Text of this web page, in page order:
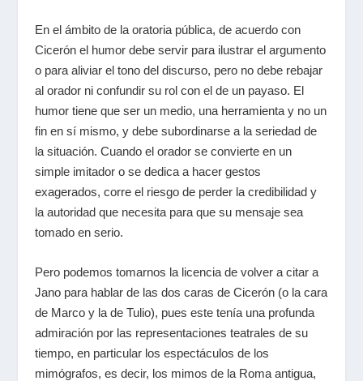
En el ámbito de la oratoria pública, de acuerdo con
Cicerón el humor debe servir para ilustrar el argumento
o para aliviar el tono del discurso, pero no debe rebajar
al orador ni confundir su rol con el de un payaso. El
humor tiene que ser un medio, una herramienta y no un
fin en sí mismo, y debe subordinarse a la seriedad de
la situación. Cuando el orador se convierte en un
simple imitador o se dedica a hacer gestos
exagerados, corre el riesgo de perder la credibilidad y
la autoridad que necesita para que su mensaje sea
tomado en serio.
Pero podemos tomarnos la licencia de volver a citar a
Jano para hablar de las dos caras de Cicerón (o la cara
de Marco y la de Tulio), pues este tenía una profunda
admiración por las representaciones teatrales de su
tiempo, en particular los espectáculos de los
mimógrafos, es decir, los mimos de la Roma antigua,